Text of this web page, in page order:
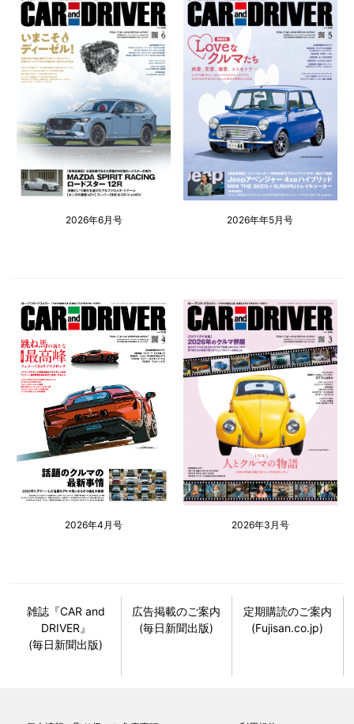
2026年6月号 2026年年5月号
2026年4月号 2026年3月号
雑誌『CAR and
DRIVER』
(毎日新聞出版)
広告掲載のご案内
(毎日新聞出版)
定期購読のご案内
(Fujisan.co.jp)